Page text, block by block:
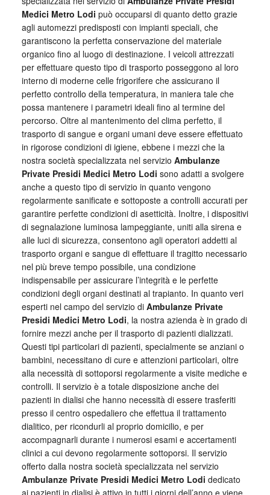
Medici Metro Lodi può occuparsi di quanto detto grazie
agli automezzi predisposti con impianti speciali, che
garantiscono la perfetta conservazione del materiale
organico fino al luogo di destinazione. I veicoli attrezzati
per effettuare questo tipo di trasporto posseggono al loro
interno di moderne celle frigorifere che assicurano il
perfetto controllo della temperatura, in maniera tale che
possa mantenere i parametri ideali fino al termine del
percorso. Oltre al mantenimento del clima perfetto, il
trasporto di sangue e organi umani deve essere effettuato
in rigorose condizioni di igiene, ebbene i mezzi che la
nostra società specializzata nel servizio Ambulanze
Private Presidi Medici Metro Lodi sono adatti a svolgere
anche a questo tipo di servizio in quanto vengono
regolarmente sanificate e sottoposte a controlli accurati per
garantire perfette condizioni di asetticità. Inoltre, i dispositivi
di segnalazione luminosa lampeggiante, uniti alla sirena e
alle luci di sicurezza, consentono agli operatori addetti al
trasporto organi e sangue di effettuare il tragitto necessario
nel più breve tempo possibile, una condizione
indispensabile per assicurare l’integrità e le perfette
condizioni degli organi destinati al trapianto. In quanto veri
esperti nel campo del servizio di Ambulanze Private
Presidi Medici Metro Lodi, la nostra azienda è in grado di
fornire mezzi anche per il trasporto di pazienti dializzati.
Questi tipi particolari di pazienti, specialmente se anziani o
bambini, necessitano di cure e attenzioni particolari, oltre
alla necessità di sottoporsi regolarmente a visite mediche e
controlli. Il servizio è a totale disposizione anche dei
pazienti in dialisi che hanno necessità di essere trasferiti
presso il centro ospedaliero che effettua il trattamento
dialitico, per ricondurli al proprio domicilio, e per
accompagnarli durante i numerosi esami e accertamenti
clinici a cui devono regolarmente sottoporsi. Il servizio
offerto dalla nostra società specializzata nel servizio
Ambulanze Private Presidi Medici Metro Lodi dedicato
ai pazienti in dialisi è attivo in tutti i giorni dell’anno e viene